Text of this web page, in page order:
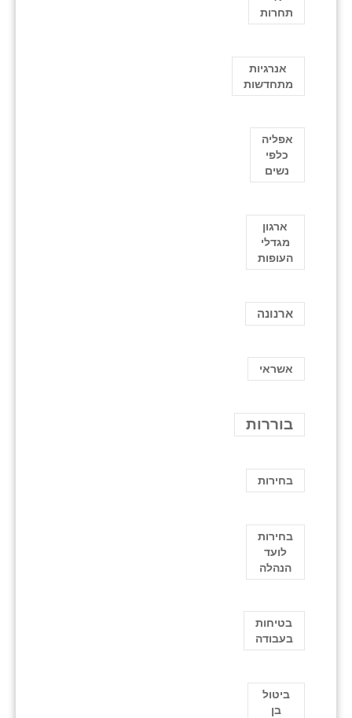
תחרות
אנרגיות
מתחדשות
אפליה
כלפי
נשים
ארגון
מגדלי
העופות
ארנונה
אשראי
בוררות
בחירות
בחירות
לועד
הנהלה
בטיחות
בעבודה
ביטול
בן